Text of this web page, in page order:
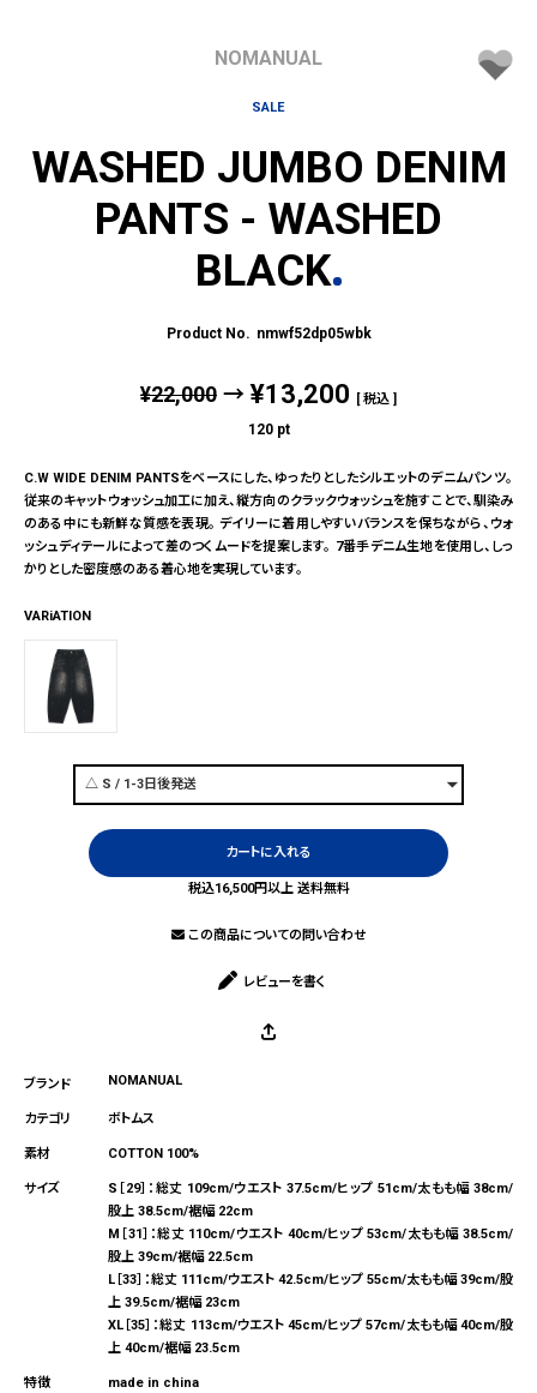
NOMANUAL
SALE
WASHED JUMBO DENIM
PANTS - WASHED
BLACK
nmwf52dp05wbk
¥22,000 → ¥13,200 税込
120 pt
C.W WIDE DENIM PANTSをベースにした、ゆったりとしたシルエットのデニムパンツ。
従来のキャットウォッシュ加工に加え、縦方向のクラックウォッシュを施すことで、馴染み
のある中にも新鮮な質感を表現。 デイリーに着用しやすいバランスを保ちながら、ウォ
ッシュディテールによって差のつくムードを提案します。 7番手デニム生地を使用し、しっ
かりとした密度感のある着心地を実現しています。
VARiATION
カートに入れる
税込16,500円以上 送料無料
この商品についての問い合わせ
レビューを書く
NOMANUAL
ボトムス
COTTON 100%
S［29］：総丈 109cm/ウエスト 37.5cm/ヒップ 51cm/太もも幅 38cm/
股上 38.5cm/裾幅 22cm
M［31］：総丈 110cm/ウエスト 40cm/ヒップ 53cm/太もも幅 38.5cm/
股上 39cm/裾幅 22.5cm
L［33］：総丈 111cm/ウエスト 42.5cm/ヒップ 55cm/太もも幅 39cm/股
上 39.5cm/裾幅 23cm
XL［35］：総丈 113cm/ウエスト 45cm/ヒップ 57cm/太もも幅 40cm/股
上 40cm/裾幅 23.5cm
made in china